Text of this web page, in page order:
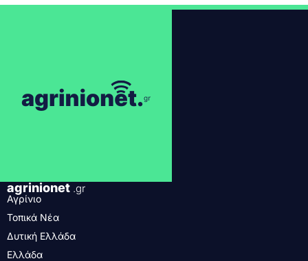
agrinionet .gr
Αγρίνιο
Τοπικά Νέα
Δυτική Ελλάδα
Ελλάδα